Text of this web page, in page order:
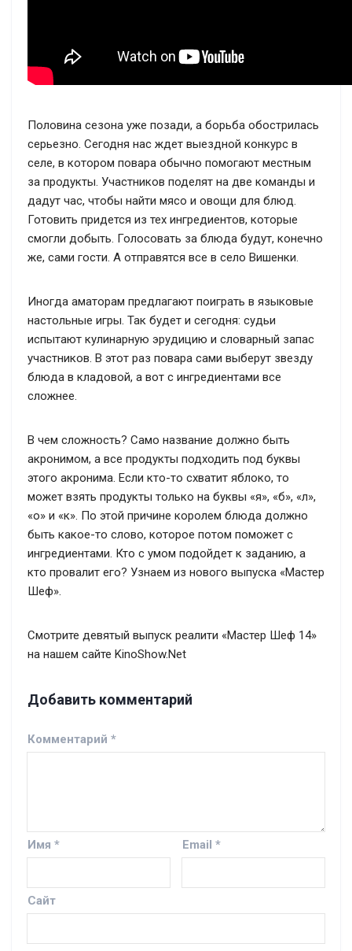
Половина сезона уже позади, а борьба обострилась
серьезно. Сегодня нас ждет выездной конкурс в
селе, в котором повара обычно помогают местным
за продукты. Участников поделят на две команды и
дадут час, чтобы найти мясо и овощи для блюд.
Готовить придется из тех ингредиентов, которые
смогли добыть. Голосовать за блюда будут, конечно
же, сами гости. А отправятся все в село Вишенки.
Иногда аматорам предлагают поиграть в языковые
настольные игры. Так будет и сегодня: судьи
испытают кулинарную эрудицию и словарный запас
участников. В этот раз повара сами выберут звезду
блюда в кладовой, а вот с ингредиентами все
сложнее.
В чем сложность? Само название должно быть
акронимом, а все продукты подходить под буквы
этого акронима. Если кто-то схватит яблоко, то
может взять продукты только на буквы «я», «б», «л»,
«о» и «к». По этой причине королем блюда должно
быть какое-то слово, которое потом поможет с
ингредиентами. Кто с умом подойдет к заданию, а
кто провалит его? Узнаем из нового выпуска «Мастер
Шеф».
Смотрите девятый выпуск реалити «Мастер Шеф 14»
на нашем сайте KinoShow.Net
Добавить комментарий
Комментарий *
Имя * Email *
Сайт